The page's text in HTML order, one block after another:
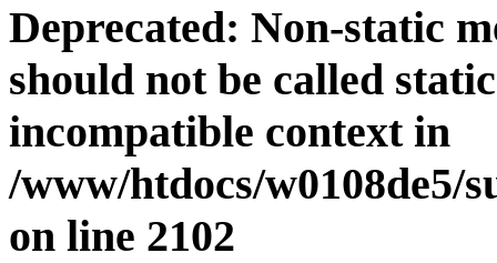
Deprecated: Non-static
should not be called
incompatible context in
/www/htdocs/w0108de5/
on line 2102